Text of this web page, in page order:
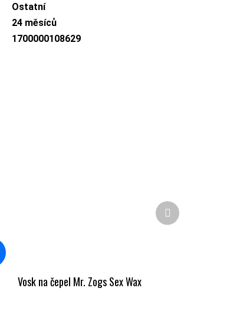
Ostatní
24 měsíců
1700000108629
Vosk na čepel Mr. Zogs Sex Wax
Další produkt